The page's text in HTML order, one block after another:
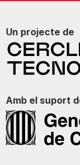
Un projecte de
Amb el suport